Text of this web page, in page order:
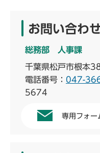
お問い合わ
総務部 人事課
千葉県松戸市根本
電話番号： 047-
5674
専用フォー